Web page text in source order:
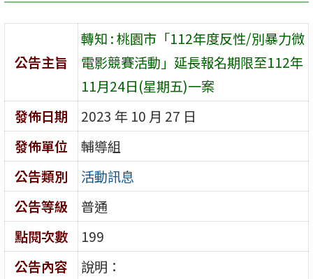
公告主旨
轉知 : 桃園市「112年度反性/別暴力微
電影競賽活動」延長報名期限至112年
11月24日(星期五)一案
發佈日期
2023 年 10 月 27 日
發佈單位
輔導組
公告類別
活動訊息
公告等級
普通
點閱次數
199
公告內容
說明：